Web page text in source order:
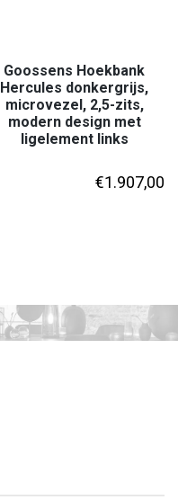
Goossens Hoekbank
Hercules donkergrijs,
microvezel, 2,5-zits,
modern design met
ligelement links
€1.907,00